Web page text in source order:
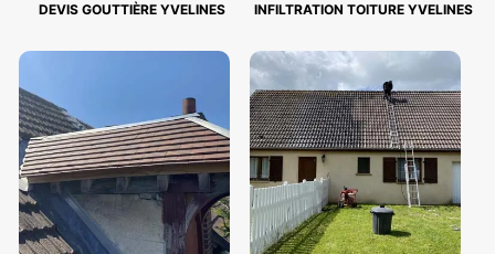
DEVIS GOUTTIÈRE YVELINES INFILTRATION TOITURE YVELINES